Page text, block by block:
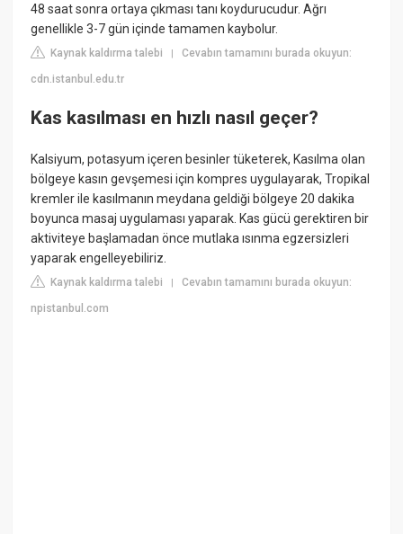
48 saat sonra ortaya çıkması tanı koydurucudur. Ağrı
genellikle 3-7 gün içinde tamamen kaybolur.
Kaynak kaldırma talebi |Cevabın tamamını burada okuyun:
cdn.istanbul.edu.tr
Kas kasılması en hızlı nasıl geçer?
Kalsiyum, potasyum içeren besinler tüketerek, Kasılma olan
bölgeye kasın gevşemesi için kompres uygulayarak, Tropikal
kremler ile kasılmanın meydana geldiği bölgeye 20 dakika
boyunca masaj uygulaması yaparak. Kas gücü gerektiren bir
aktiviteye başlamadan önce mutlaka ısınma egzersizleri
yaparak engelleyebiliriz.
Kaynak kaldırma talebi |Cevabın tamamını burada okuyun:
npistanbul.com